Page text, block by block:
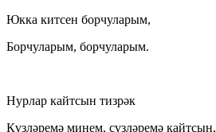
Юкка китсен борчуларым,
Борчуларым, борчуларым.
Нурлар кайтсын тизрәк
Күзләремә минем, сүзләремә кайтсын,